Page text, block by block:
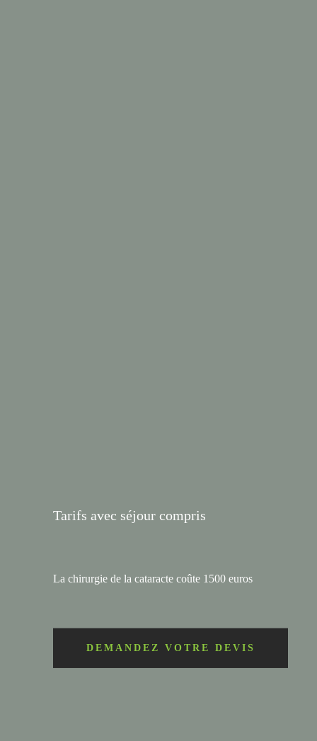
Tarifs avec séjour compris
La chirurgie de la cataracte coûte 1500 euros
DEMANDEZ VOTRE DEVIS